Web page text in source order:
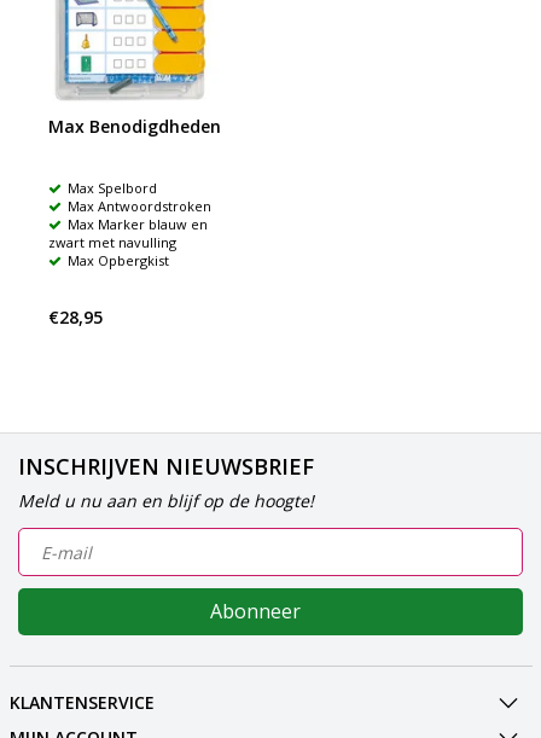
Max Benodigdheden
Max Spelbord
Max Antwoordstroken
Max Marker blauw en
zwart met navulling
Max Opbergkist
€28,95
INSCHRIJVEN NIEUWSBRIEF
Meld u nu aan en blijf op de hoogte!
Abonneer
KLANTENSERVICE